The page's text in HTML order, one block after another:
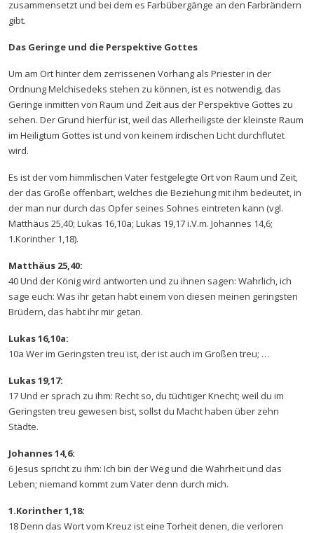
zusammensetzt und bei dem es Farbübergänge an den Farbrändern
gibt.
Das Geringe und die Perspektive Gottes
Um am Ort hinter dem zerrissenen Vorhang als Priester in der
Ordnung Melchisedeks stehen zu können, ist es notwendig, das
Geringe inmitten von Raum und Zeit aus der Perspektive Gottes zu
sehen. Der Grund hierfür ist, weil das Allerheiligste der kleinste Raum
im Heiligtum Gottes ist und von keinem irdischen Licht durchflutet
wird.
Es ist der vom himmlischen Vater festgelegte Ort von Raum und Zeit,
der das Große offenbart, welches die Beziehung mit ihm bedeutet, in
der man nur durch das Opfer seines Sohnes eintreten kann (vgl.
Matthäus 25,40; Lukas 16,10a; Lukas 19,17 i.V.m. Johannes 14,6;
1.Korinther 1,18).
Matthäus 25,40:
40 Und der König wird antworten und zu ihnen sagen: Wahrlich, ich
sage euch: Was ihr getan habt einem von diesen meinen geringsten
Brüdern, das habt ihr mir getan.
Lukas 16,10a:
10a Wer im Geringsten treu ist, der ist auch im Großen treu; …
Lukas 19,17:
17 Und er sprach zu ihm: Recht so, du tüchtiger Knecht; weil du im
Geringsten treu gewesen bist, sollst du Macht haben über zehn
Städte.
Johannes 14,6:
6 Jesus spricht zu ihm: Ich bin der Weg und die Wahrheit und das
Leben; niemand kommt zum Vater denn durch mich.
1.Korinther 1,18:
18 Denn das Wort vom Kreuz ist eine Torheit denen, die verloren